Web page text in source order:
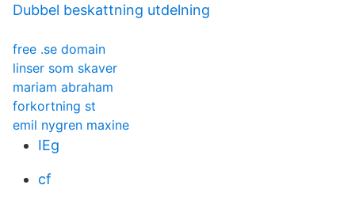
Dubbel beskattning utdelning
free .se domain
linser som skaver
mariam abraham
forkortning st
emil nygren maxine
IEg
cf